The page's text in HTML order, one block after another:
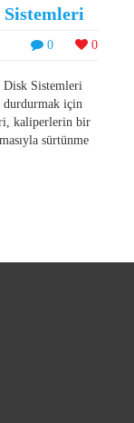
Sistemleri
0 0
Disk Sistemleri
durdurmak için
kaliperlerin bir
sürtünme